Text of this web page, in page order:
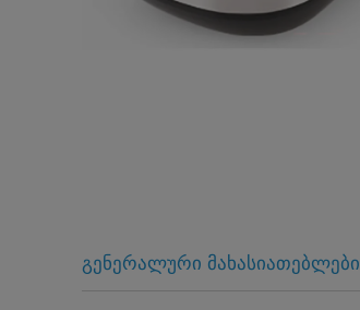
გენერალური მახასიათებლები